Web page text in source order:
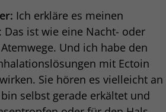
Ich erkläre es meinen
ist wie eine Nacht- oder
Und ich habe den
mit Ectoin
Sie hören es vielleicht an
selbst gerade erkältet und